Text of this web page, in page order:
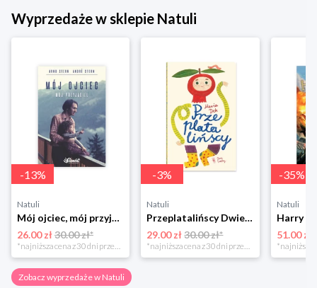
Wyprzedaże w sklepie Natuli
-13%
Natuli
Mój ojciec, mój przyjaciel Element
26.00 zł30.00 zł*
*najniższa cena z 30 dni przed obniżką
-3%
Natuli
Przeplatalińscy Dwie siostry
29.00 zł 30.00 zł*
*najniższa cena z 30 dni przed obniżką
-35%
Natuli
51.00 zł
Zobacz wyprzedaże w Natuli